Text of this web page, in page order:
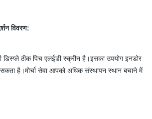
विवरण:
ठीक पिच एलईडी स्क्रीन है।इसका उपयोग इनडोर
है।मोर्चा सेवा आपको अधिक संस्थापन स्थान बचाने में